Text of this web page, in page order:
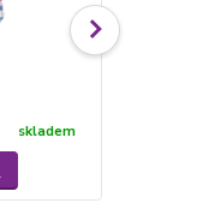
skladem